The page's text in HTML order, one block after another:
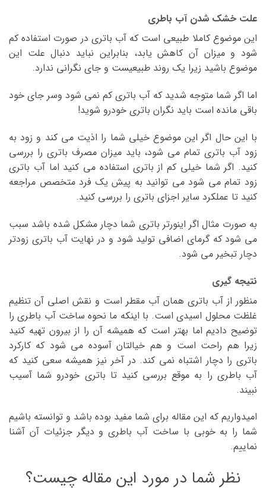
علت خشک شدن آب باطری
این موضوع کاملا طبیعی است که آب باتری در صورت استفاده کم
شود و میزان آن کاهش یابد، بنابراین نباید دنبال علت این
موضوع باشید زیرا یک روند طبیعیست و جای نگرانی ندارد.
اما اگر شما متوجه شدید که آب باتری کم نمی شود وسر جای خود
باقی مانده است باید نگران باتری خودرو شوید!
با این حال اگر این موضوع خیلی شما را اذیت می کند و زود به
زود آب باتری تمام می شود، باید میزان مصرف باتری را بررسی
کنید. اگر شما خیلی کم از باتری استفاده می کنید اما آب باتری
زود تمام می شود می توانید به پیش یک فرد متخصص مراجعه
کنید تا عملکرد سایر اجزای باتری را بررسی کنید.
به صورت مثال اگر اینورتر باتری شما دچار مشکل شده باشد سبب
می شود که گرمای اضافی تولید شود و در نهایت آب باتری زودتر
دچار تبخیر می شود.
نتیجه گیری
منظور از آب باتری همان آب مقطر است و نقش اصلی آن تنظیم
غلظت محلول اسیدی است. با اینکه ما نحوه ساخت آب باطری را
توضیح دادیم اما بهتر است که همیشه آن را از بیرون تهیه کنید
زیرا هم راحت است و هم خیالتان آسوده می شود که کارکرد
باتری را دچار اشتباه نمی کند. در آخر نیز همیشه سعی کنید که
آب باطری را به موقع بررسی کنید تا باتری خودرو شما آسیب
نبیند.
امیدواریم که این مقاله برای شما مفید بوده باشد و توانسته باشیم
شما را به خوبی با ساخت آب باطری و دیگر جزئیات آن آشنا
نماییم.
نظر شما در مورد این مقاله چیست؟